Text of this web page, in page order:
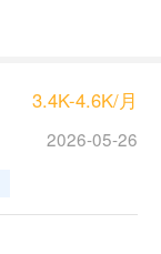
3.4K-4.6K/月
2026-05-26